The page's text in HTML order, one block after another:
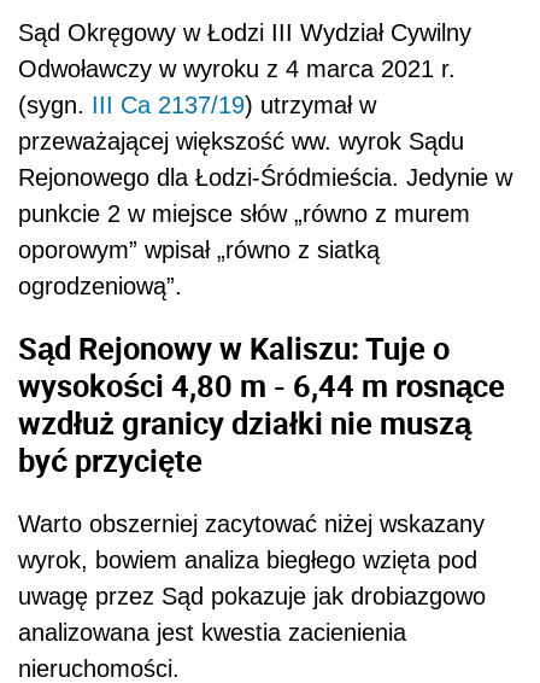
Sąd Okręgowy w Łodzi III Wydział Cywilny
Odwoławczy w wyroku z 4 marca 2021 r.
(sygn. III Ca 2137/19) utrzymał w
przeważającej większość ww. wyrok Sądu
Rejonowego dla Łodzi-Śródmieścia. Jedynie w
punkcie 2 w miejsce słów „równo z murem
oporowym” wpisał „równo z siatką
ogrodzeniową”.
Sąd Rejonowy w Kaliszu: Tuje o
wysokości 4,80 m - 6,44 m rosnące
wzdłuż granicy działki nie muszą
być przycięte
Warto obszerniej zacytować niżej wskazany
wyrok, bowiem analiza biegłego wzięta pod
uwagę przez Sąd pokazuje jak drobiazgowo
analizowana jest kwestia zacienienia
nieruchomości.